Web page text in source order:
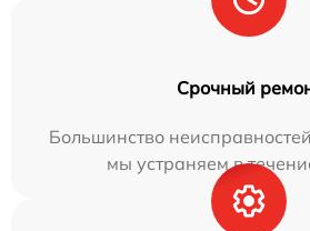
Срочный
Большинство
мы устраняем в